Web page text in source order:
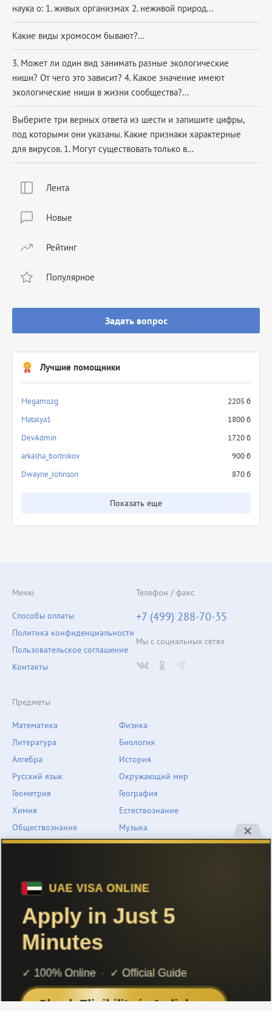
Лента
Новые
Рейтинг
Популярное
Задать вопрос
Лучшие помощники
Megamozg
2205 б
Matalya1
1800 б
DevAdmin
1720 б
arkasha_bortnikov
900 б
Dwayne_Johnson
870 б
Показать еще
наука о: 1. живых организмах 2. неживой природ...
Какие виды хромосом бывают?...
3. Может ли один вид занимать разные экологические
ниши? От чего это зависит? 4. Какое значение имеют
экологические ниши в жизни сообщества?...
Выберите три верных ответа из шести и запишите цифры,
под которыми они указаны. Какие признаки характерные
для вирусов. 1. Могут существовать только в...
Предметы
Математика
Литература
Алгебра
Русский язык
Геометрия
Химия
Физика
Биология
История
Окружающий мир
География
Естествознание
Обществознание
Английский язык
Информатика
Человек и мир
Музыка
ОБЖ
Меню
Способы оплаты
Политика конфиденциальности
Пользовательское соглашение
Контакты
Телефон / факс
+7 (499) 288-70-35
Мы с социальных сетях
© 2022 Znarium.com